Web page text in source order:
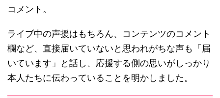
コメント。
ライブ中の声援はもちろん、コンテンツのコメント
欄など、直接届いていないと思われがちな声も「届
いています」と話し、応援する側の思いがしっかり
本人たちに伝わっていることを明かしました。